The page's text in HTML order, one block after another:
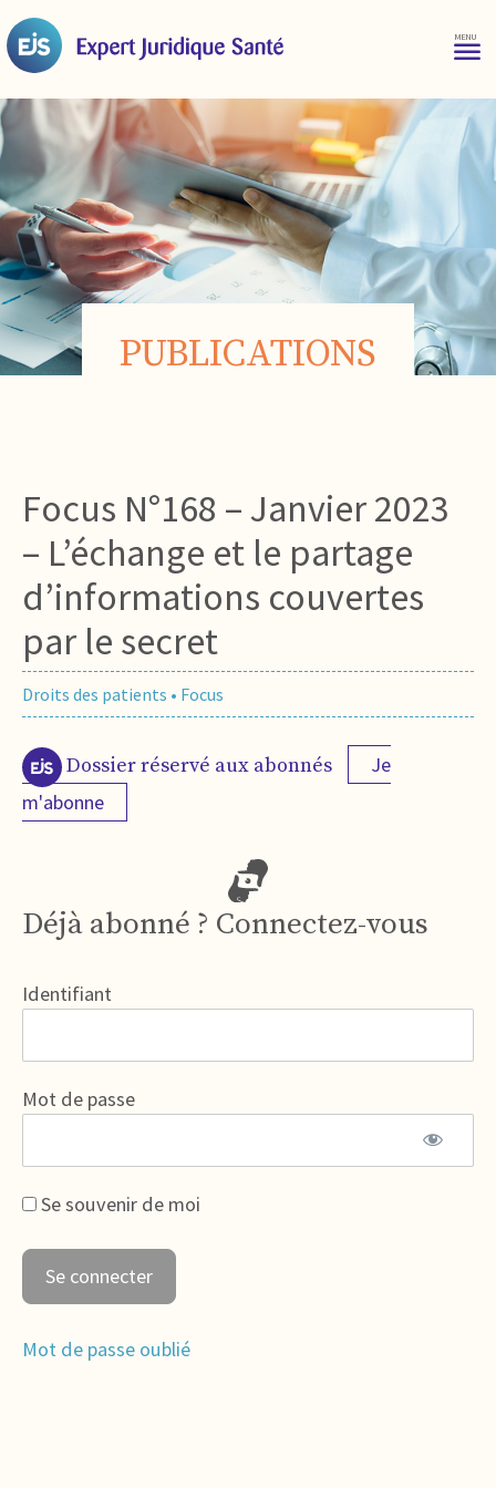
PUBLICATIONS
Focus N°168 – Janvier 2023
– L’échange et le partage
d’informations couvertes
par le secret
Droits des patients • Focus
Dossier réservé aux abonnés
Je
m'abonne
Déjà abonné ? Connectez-vous
Identifiant
Mot de passe
Se souvenir de moi
Mot de passe oublié